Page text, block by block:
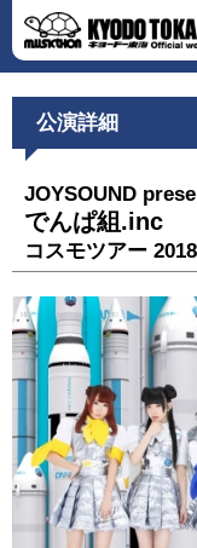
公演詳細
JOYSOUND
でんぱ組.inc
コスモツアー